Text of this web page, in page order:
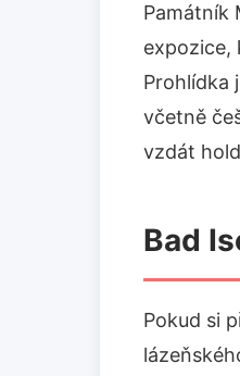
Památník
expozice,
Prohlídka
včetně
vzdát
Bad
Pokud si